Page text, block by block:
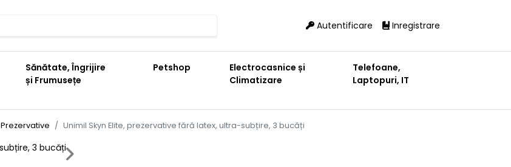
Autentificare Inregistrare
Sănătate, Îngrijire
și Frumusețe
Petshop
Electrocasnice și
Climatizare
Telefoane,
Laptopuri, IT
Prezervative Unimil Skyn Elite, prezervative fără latex, ultra-subțire, 3 bucăți
Next